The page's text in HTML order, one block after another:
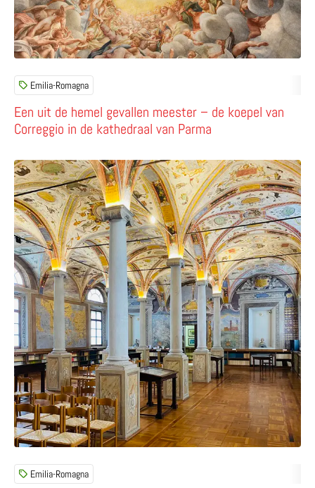
Een uit de hemel gevallen meester – de koepel van
Correggio in de kathedraal van Parma
Emilia-Romagna
Emilia-Romagna
Lees meer over Bewonder de bibliotheek van het